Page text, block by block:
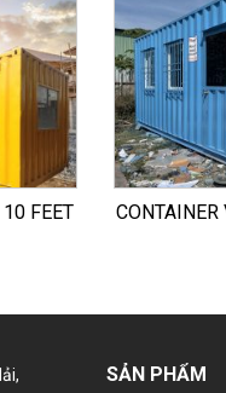
FEET
SẢN PHẨM